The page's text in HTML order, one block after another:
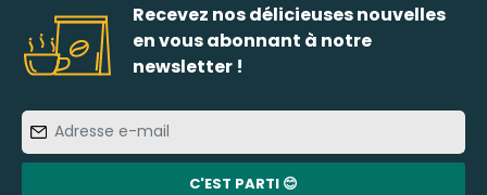
Recevez nos délicieuses nouvelles
en vous abonnant à notre
newsletter !
e-
mail
C'EST PARTI 😊